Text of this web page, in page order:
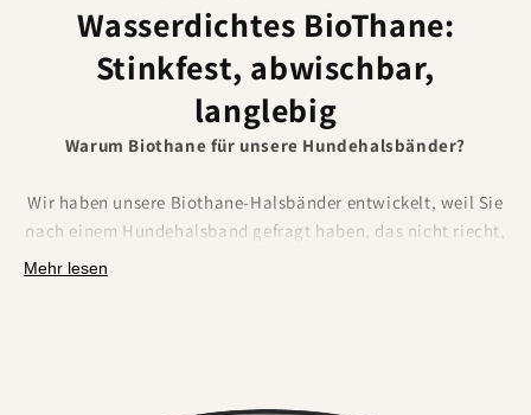
Wasserdichtes BioThane:
Stinkfest, abwischbar,
langlebig
Warum Biothane für unsere Hundehalsbänder?
Wir haben unsere Biothane-Halsbänder entwickelt, weil Sie
nach einem Hundehalsband gefragt haben, das nicht riecht,
nicht nass wird und nicht ausfranst.
Mehr lesen